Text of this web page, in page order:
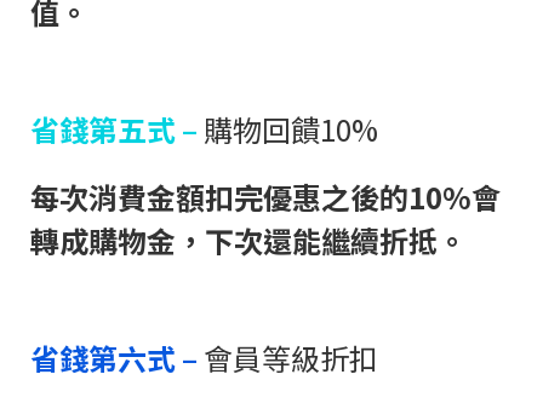
值。
省錢第五式 – 購物回饋10%
每次消費金額扣完優惠之後的10%會
轉成購物金，下次還能繼續折抵。
省錢第六式 – 會員等級折扣